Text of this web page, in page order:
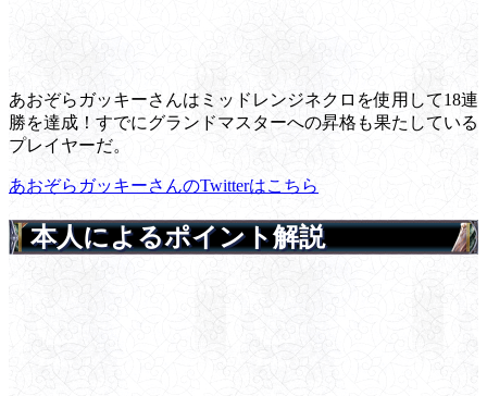
あおぞらガッキーさんはミッドレンジネクロを使用して18連
勝を達成！すでにグランドマスターへの昇格も果たしている
プレイヤーだ。
あおぞらガッキーさんのTwitterはこちら
本人によるポイント解説